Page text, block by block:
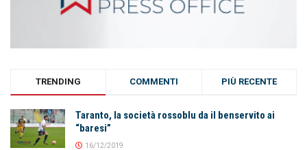
TRENDING COMMENTI PIÙ RECENTE
Taranto, la società rossoblu da il benservito ai
“baresi”
16/12/2019